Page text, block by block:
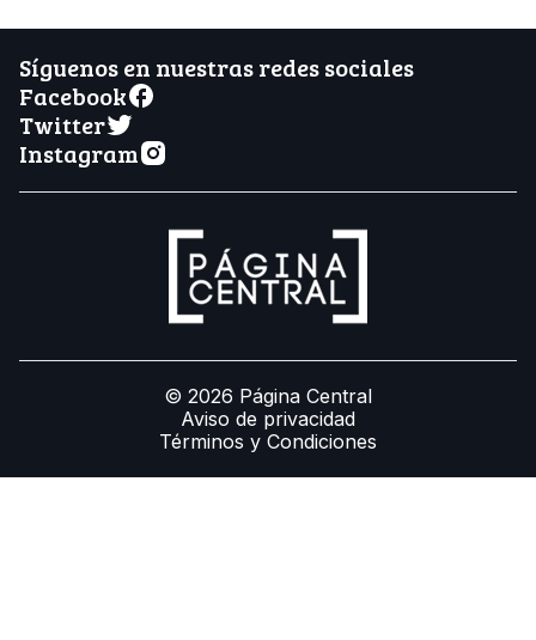
Síguenos en nuestras redes sociales
Facebook
Twitter
Instagram
© 2026 Página Central
Aviso de privacidad
Términos y Condiciones